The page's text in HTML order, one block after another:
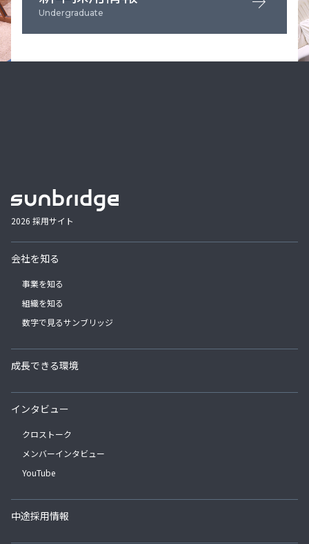
Undergraduate
2026 採用サイト
会社を知る
事業を知る
組織を知る
数字で見るサンブリッジ
成長できる環境
インタビュー
クロストーク
メンバーインタビュー
YouTube
中途採用情報